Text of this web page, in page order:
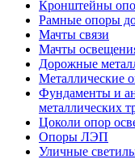
Кронштейны
Рамные опоры
Мачты связи
Мачты
Дорожные
Металлические
Фундаменты и
металлических
Цоколи опор
Опоры ЛЭП
Уличные